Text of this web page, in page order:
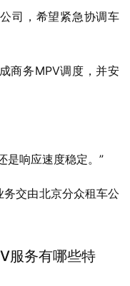
司，希望紧急协调车
商务MPV调度，并安
是响应速度稳定。”
务交由北京分众租车公
服务有哪些特